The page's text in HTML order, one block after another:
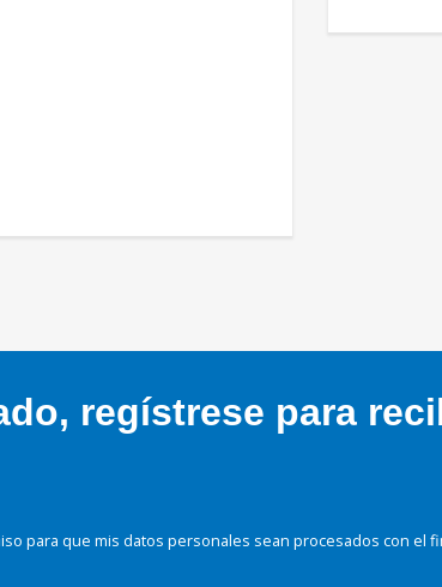
regístrese para
para que mis datos personales sean procesados con